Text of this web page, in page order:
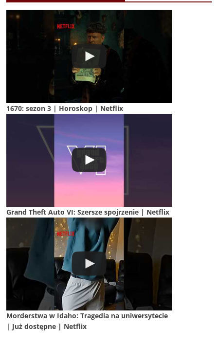
1670: sezon 3 | Horoskop | Netflix
Grand Theft Auto VI: Szersze spojrzenie | Netflix
Morderstwa w Idaho: Tragedia na uniwersytecie
| Już dostępne | Netflix